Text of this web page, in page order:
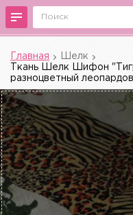
Главная
Шелк
Ткань Шелк Шифон
разноцветный